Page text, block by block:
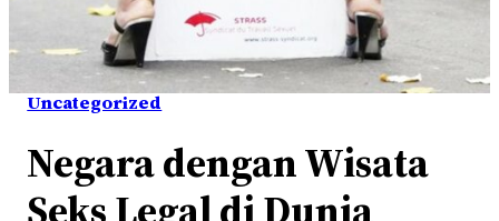
Uncategorized
Negara dengan Wisata